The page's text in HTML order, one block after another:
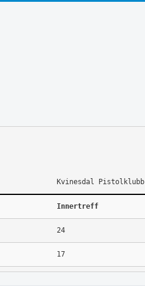
Kvinesdal Pistolklubb
Innertreff
24
17